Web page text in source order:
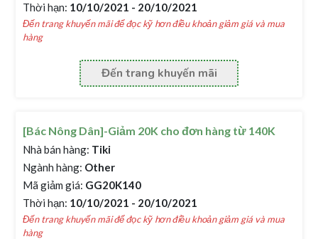
Thời hạn: 10/10/2021 - 20/10/2021
Đến trang khuyến mãi để đọc kỹ hơn điều khoản giảm giá và mua
hàng
Đến trang khuyến mãi
[Bác Nông Dân]-Giảm 20K cho đơn hàng từ 140K
Nhà bán hàng: Tiki
Ngành hàng: Other
Mã giảm giá: GG20K140
Thời hạn: 10/10/2021 - 20/10/2021
Đến trang khuyến mãi để đọc kỹ hơn điều khoản giảm giá và mua
hàng